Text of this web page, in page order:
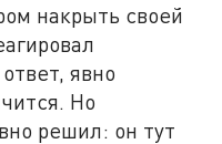
накрыть своей
явно
Но
решил: он тут